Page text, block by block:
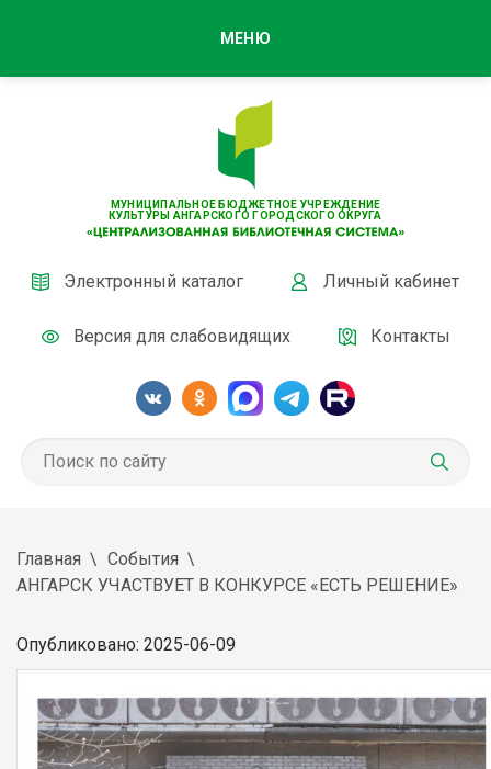
МУНИЦИПАЛЬНОЕ БЮДЖЕТНОЕ УЧРЕЖДЕНИЕ
КУЛЬТУРЫ АНГАРСКОГО ГОРОДСКОГО ОКРУГА
Электронный каталог Личный кабинет
Версия для слабовидящих Контакты
МЕНЮ
Главная
События
АНГАРСК УЧАСТВУЕТ В КОНКУРСЕ «ЕСТЬ РЕШЕНИЕ»
Опубликовано: 2025-06-09